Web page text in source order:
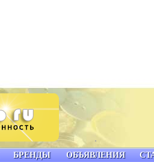
БРЕНДЫ ОБЪЯВЛЕНИЯ